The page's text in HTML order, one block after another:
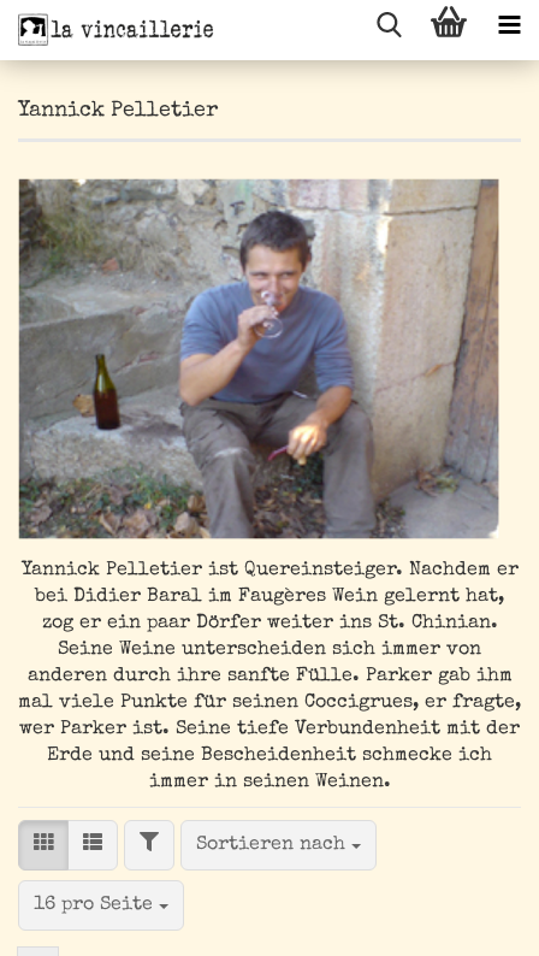
Yannick Pelletier
Yannick Pelletier ist Quereinsteiger. Nachdem er
bei Didier Baral im Faugères Wein gelernt hat,
zog er ein paar Dörfer weiter ins St. Chinian.
Seine Weine unterscheiden sich immer von
anderen durch ihre sanfte Fülle. Parker gab ihm
mal viele Punkte für seinen Coccigrues, er fragte,
wer Parker ist. Seine tiefe Verbundenheit mit der
Erde und seine Bescheidenheit schmecke ich
immer in seinen Weinen.
FILTERSortieren nach
Sortieren nach
16 pro Seite
pro Seite